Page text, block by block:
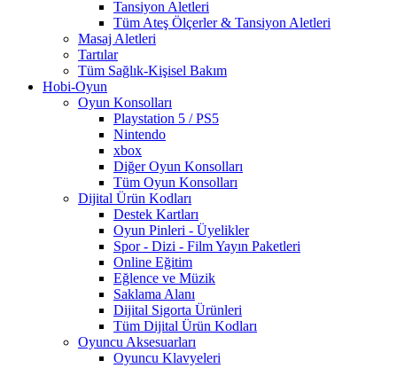
Tansiyon Aletleri
Tüm Ateş Ölçerler & Tansiyon Aletleri
Masaj Aletleri
Tartılar
Tüm Sağlık-Kişisel Bakım
Hobi-Oyun
Oyun Konsolları
Playstation 5 / PS5
Nintendo
xbox
Diğer Oyun Konsolları
Tüm Oyun Konsolları
Dijital Ürün Kodları
Destek Kartları
Oyun Pinleri - Üyelikler
Spor - Dizi - Film Yayın Paketleri
Online Eğitim
Eğlence ve Müzik
Saklama Alanı
Dijital Sigorta Ürünleri
Tüm Dijital Ürün Kodları
Oyuncu Aksesuarları
Oyuncu Klavyeleri